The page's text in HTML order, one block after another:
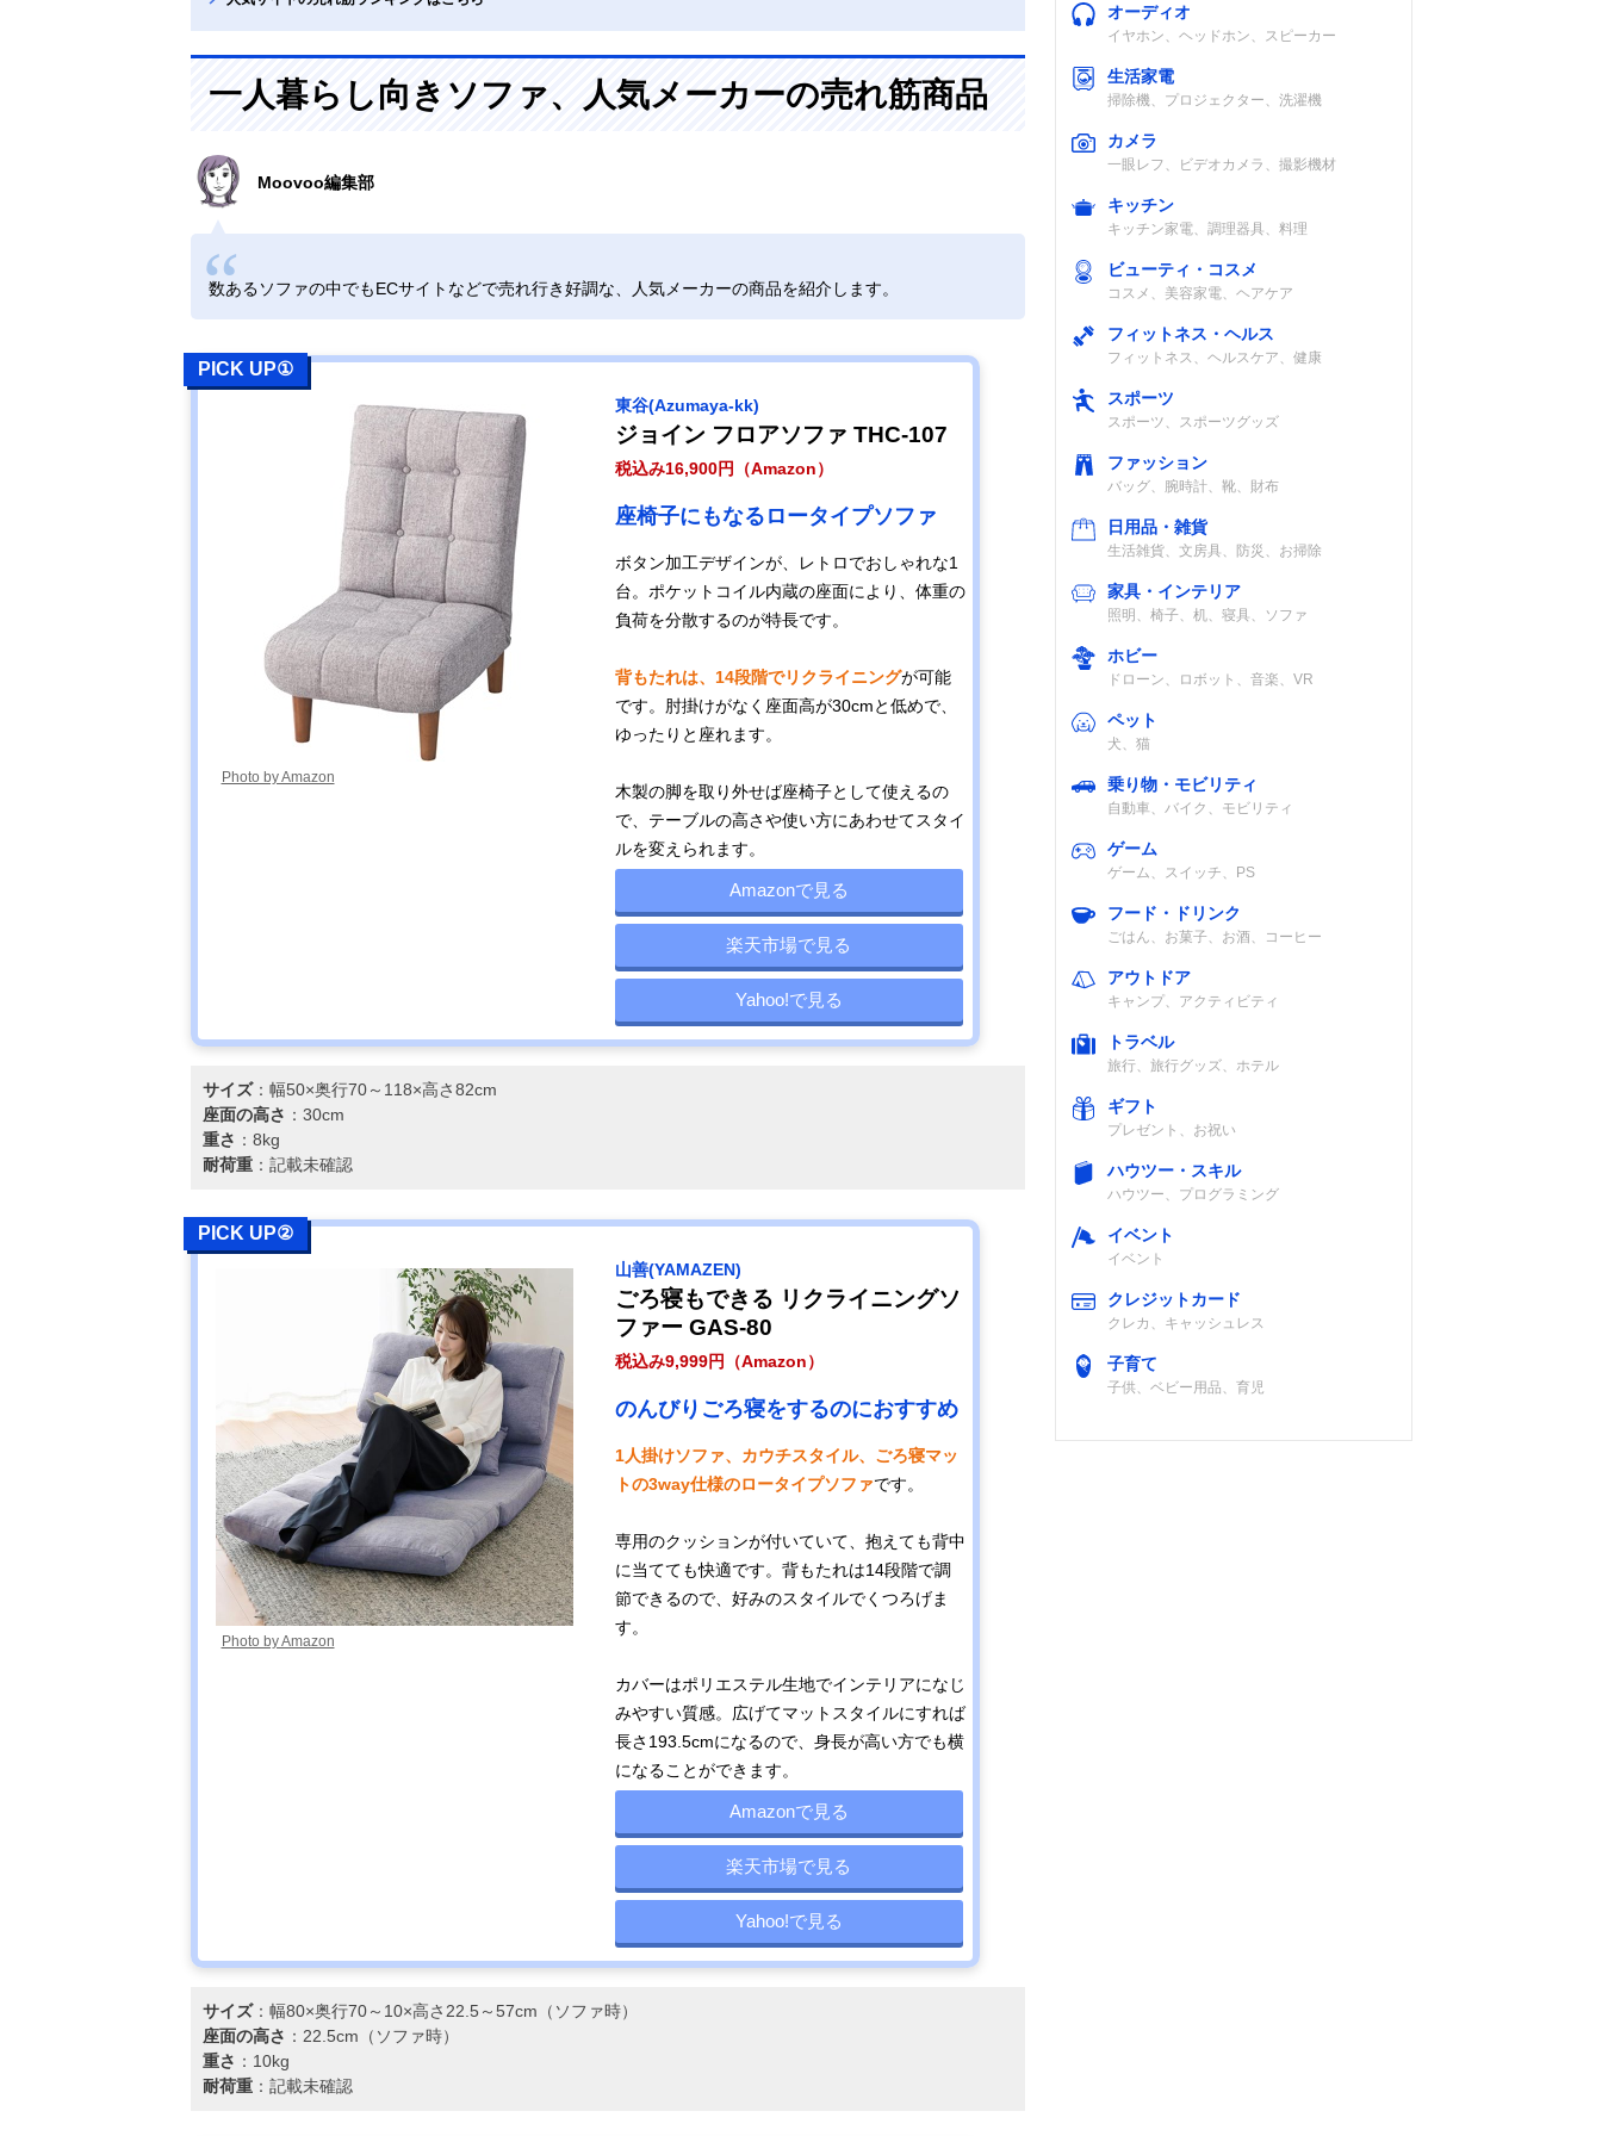
一人暮らし向きソファ、人気メーカーの売れ筋商品
Moovoo編集部
数あるソファの中でもECサイトなどで売れ行き好調な、人気メーカーの商品を紹介します。
PICK UP①
Photo by Amazon
東谷(Azumaya-kk)
ジョイン フロアソファ THC-107
税込み16,900円（Amazon）
座椅子にもなるロータイプソファ
ボタン加工デザインが、レトロでおしゃれな1
台。ポケットコイル内蔵の座面により、体重の
負荷を分散するのが特長です。
背もたれは、14段階でリクライニングが可能
です。肘掛けがなく座面高が30cmと低めで、
ゆったりと座れます。
木製の脚を取り外せば座椅子として使えるの
で、テーブルの高さや使い方にあわせてスタイ
ルを変えられます。
Amazonで見る
楽天市場で見る
Yahoo!で見る
サイズ：幅50×奥行70～118×高さ82cm
座面の高さ ：30cm
重さ ：8kg
耐荷重：記載未確認
PICK UP②
Photo by Amazon
山善(YAMAZEN)
ごろ寝もできる リクライニングソ
ファー GAS-80
税込み9,999円（Amazon）
のんびりごろ寝をするのにおすすめ
1人掛けソファ、カウチスタイル、ごろ寝マッ
トの3way仕様のロータイプソファです。
専用のクッションが付いていて、抱えても背中
に当てても快適です。背もたれは14段階で調
節できるので、好みのスタイルでくつろげま
す。
カバーはポリエステル生地でインテリアになじ
みやすい質感。広げてマットスタイルにすれば
長さ193.5cmになるので、身長が高い方でも横
になることができます。
Amazonで見る
楽天市場で見る
Yahoo!で見る
サイズ：幅80×奥行70～10×高さ22.5～57cm（ソファ時）
座面の高さ ：22.5cm（ソファ時）
重さ ：10kg
耐荷重：記載未確認
オーディオ
イヤホン、ヘッドホン、スピーカー
生活家電
掃除機、プロジェクター、洗濯機
カメラ
一眼レフ、ビデオカメラ、撮影機材
キッチン
キッチン家電、調理器具、料理
ビューティ・コスメ
コスメ、美容家電、ヘアケア
フィットネス・ヘルス
フィットネス、ヘルスケア、健康
スポーツ
スポーツ、スポーツグッズ
ファッション
バッグ、腕時計、靴、財布
日用品・雑貨
生活雑貨、文房具、防災、お掃除
家具・インテリア
照明、椅子、机、寝具、ソファ
ホビー
ドローン、ロボット、音楽、VR
ペット
犬、猫
乗り物・モビリティ
自動車、バイク、モビリティ
ゲーム
ゲーム、スイッチ、PS
フード・ドリンク
ごはん、お菓子、お酒、コーヒー
アウトドア
キャンプ、アクティビティ
トラベル
旅行、旅行グッズ、ホテル
ギフト
プレゼント、お祝い
ハウツー・スキル
ハウツー、プログラミング
イベント
イベント
クレジットカード
クレカ、キャッシュレス
子育て
子供、ベビー用品、育児